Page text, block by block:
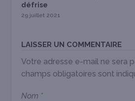
défrise
29 juillet 2021
LAISSER UN COMMENTAIRE
Votre adresse e-mail ne sera
champs obligatoires sont
Nom *